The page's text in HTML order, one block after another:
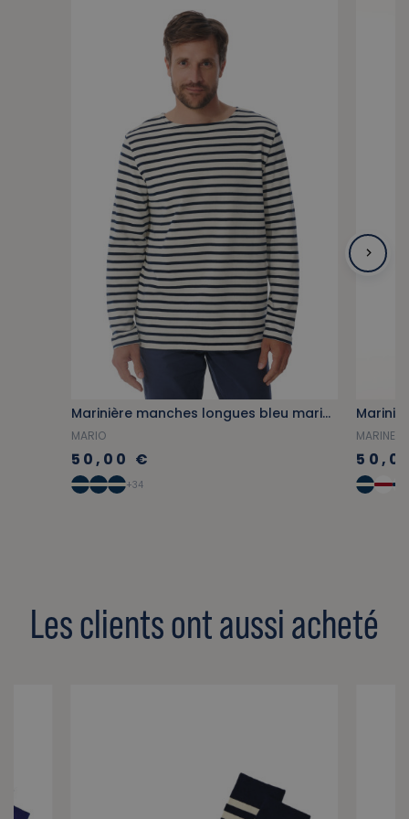
Marinière manches longues bleu marine
MARIO
50,00 €
+34
Les clients ont aussi acheté